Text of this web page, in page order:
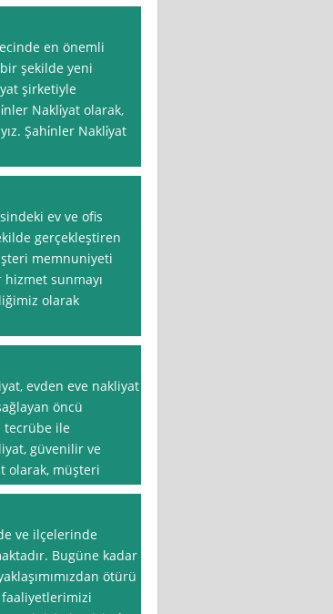
en önemli
şekilde yeni
şirketiyle
Nakli̇yat olarak,
Şahi̇nler Nakli̇yat
ev ve ofis
gerçekleştiren
memnuniyeti
sunmayı
olarak
evden eve nakliyat
öncü
tecrübe ile
güvenilir ve
olarak, müşteri
ve ilçelerinde
Bugüne kadar
ötürü